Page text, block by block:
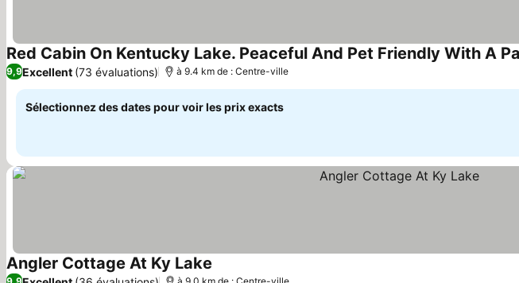
Red Cabin On Kentucky Lake. Peaceful And Pet Friendly With A
9,9Excellent (73 évaluations) à 9.4 km de : Centre-ville
Sélectionnez des dates pour voir les prix exacts
Angler Cottage At Ky Lake